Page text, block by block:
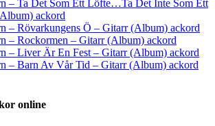
– Ta Det Som Ett Löfte…Ta Det Inte Som Ett
ackord
– Rövarkungens Ö – Gitarr (Album) ackord
– Rockormen – Gitarr (Album) ackord
– Liver Är En Fest – Gitarr (Album) ackord
– Barn Av Vår Tid – Gitarr (Album) ackord
online